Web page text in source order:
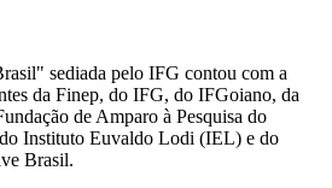
sediada pelo IFG contou com a
da Finep, do IFG, do IFGoiano, da
de Amparo à Pesquisa do
Instituto Euvaldo Lodi (IEL) e do
Brasil.